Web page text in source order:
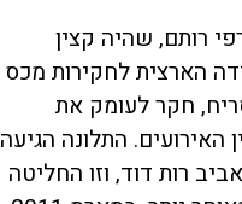
רותם, שהיה קצין
הארצית לחקירות מכס
חקר לעומק את
האירועים. התלונה הגיעה
רות דוד, וזו החליטה